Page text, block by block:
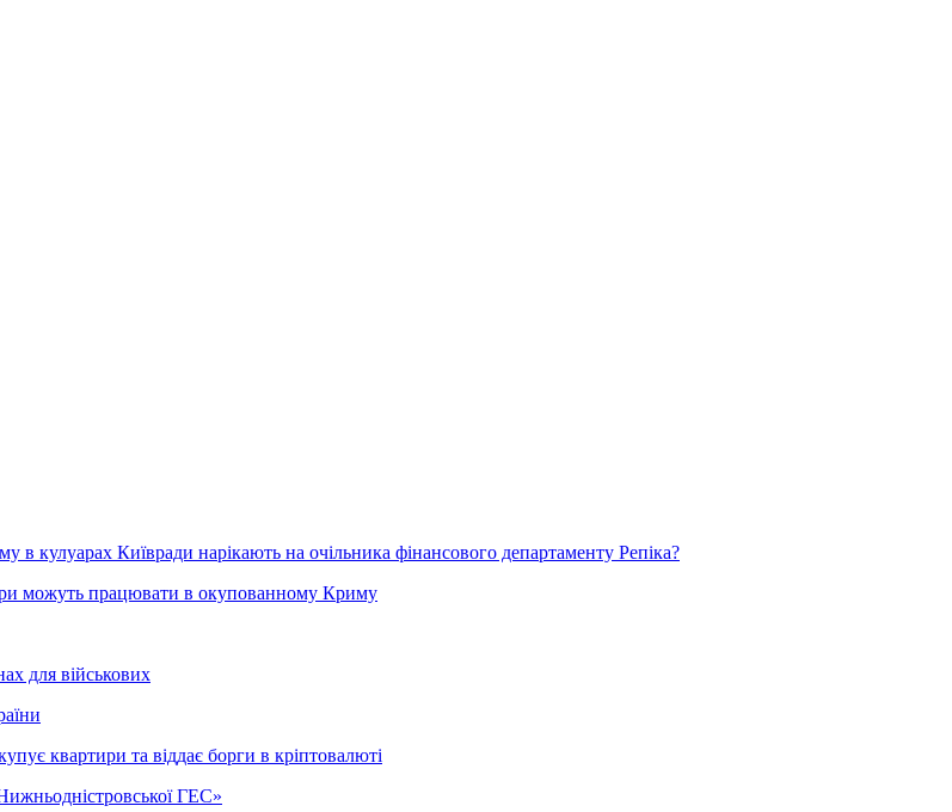
кулуарах Київради нарікають на очільника фінансового департаменту Репіка?
можуть працювати в окупованному Криму
для військових
квартири та віддає борги в кріптовалюті
ГЕС»